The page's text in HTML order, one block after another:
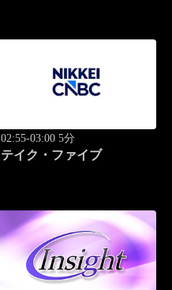
02:55-03:00 5分
テイク・ファイブ